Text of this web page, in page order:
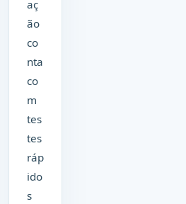
aç
ão
co
nta
co
m
tes
tes
ráp
ido
s